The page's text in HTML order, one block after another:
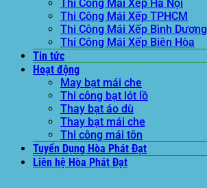
Thi Công Mái Xếp Hà Nội
Thi Công Mái Xếp TPHCM
Thi Công Mái Xếp Bình Dương
Thi Công Mái Xếp Biên Hòa
Tin tức
Hoạt động
May bạt mái che
Thi công bạt lót lồ
Thay bạt áo dù
Thay bạt mái che
Thi công mái tôn
Tuyển Dụng Hòa Phát Đạt
Liên hệ Hòa Phát Đạt